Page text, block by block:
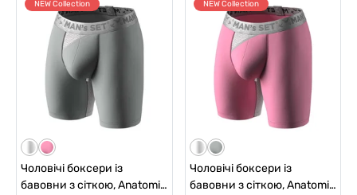
NEW Collection
Чоловічі боксери із
бавовни з сіткою, Anatomic
NEW Collection
Чоловічі боксери із
бавовни з сіткою, Anatomic